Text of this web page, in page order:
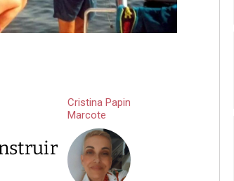
Cristina Papin
Marcote